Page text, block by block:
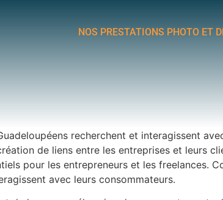
NOS PRESTATIONS PHOTO ET
recherchent et interagissent
de liens entre les entreprises et leurs
pour les entrepreneurs et les freelances.
avec leurs consommateurs.